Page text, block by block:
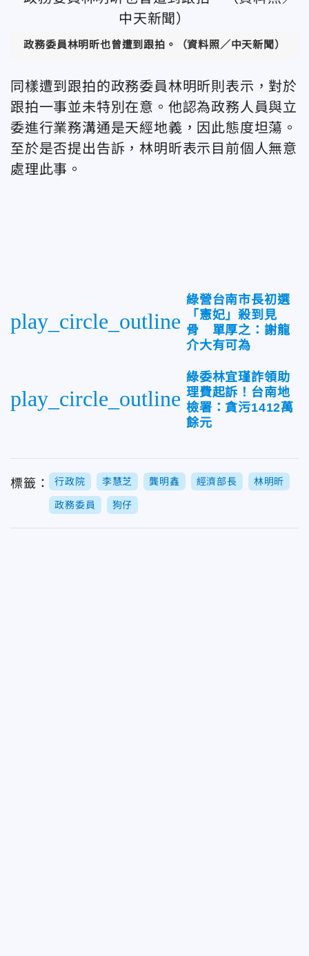
政務委員林明昕也曾遭到跟拍。（資料照／中天新聞）
同樣遭到跟拍的政務委員林明昕則表示，對於
跟拍一事並未特別在意。他認為政務人員與立
委進行業務溝通是天經地義，因此態度坦蕩。
至於是否提出告訴，林明昕表示目前個人無意
處理此事。
play_circle_outline
綠營台南市長初選
「憲妃」殺到見
骨 單厚之：謝龍
介大有可為
play_circle_outline
綠委林宜瑾詐領助
理費起訴！台南地
檢署：貪污1412萬
餘元
標籤： 行政院 李慧芝 龔明鑫 經濟部長 林明昕
政務委員 狗仔